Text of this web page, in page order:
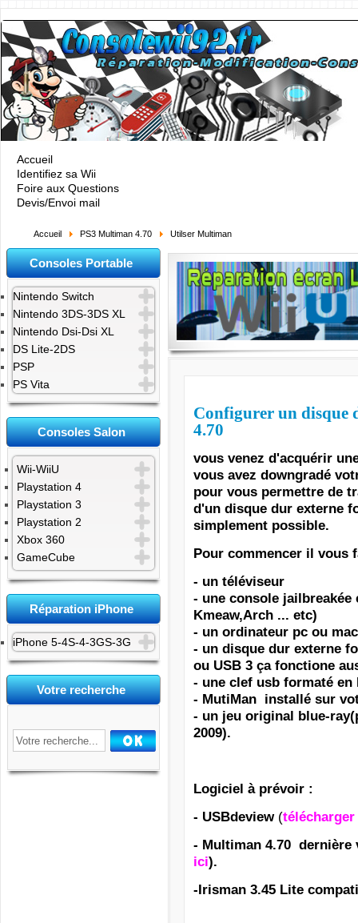
Accueil
Identifiez sa Wii
Foire aux Questions
Devis/Envoi mail
Accueil PS3 Multiman 4.70 Utilser Multiman
Consoles Portable
Nintendo Switch
Nintendo 3DS-3DS XL
Nintendo Dsi-Dsi XL
DS Lite-2DS
PSP
PS Vita
Consoles Salon
Wii-WiiU
Playstation 4
Playstation 3
Playstation 2
Xbox 360
GameCube
Réparation iPhone
iPhone 5-4S-4-3GS-3G
Votre recherche
Configurer un disque
4.70
vous venez d'acquérir
vous avez downgradé
pour vous permettre de
d'un disque dur externe
simplement possible.
Pour commencer il vous
- un téléviseur
- une console jailbreakée
Kmeaw,Arch ... etc)
- un ordinateur pc ou mac
- un disque dur externe
ou USB 3 ça fonctione
- une clef usb formaté en
- MutiMan installé sur
- un jeu original blue-
2009).
Logiciel à prévoir :
- USBdeview(
- Multiman 4.70 dernière
ici).
-Irisman 3.45 Lite